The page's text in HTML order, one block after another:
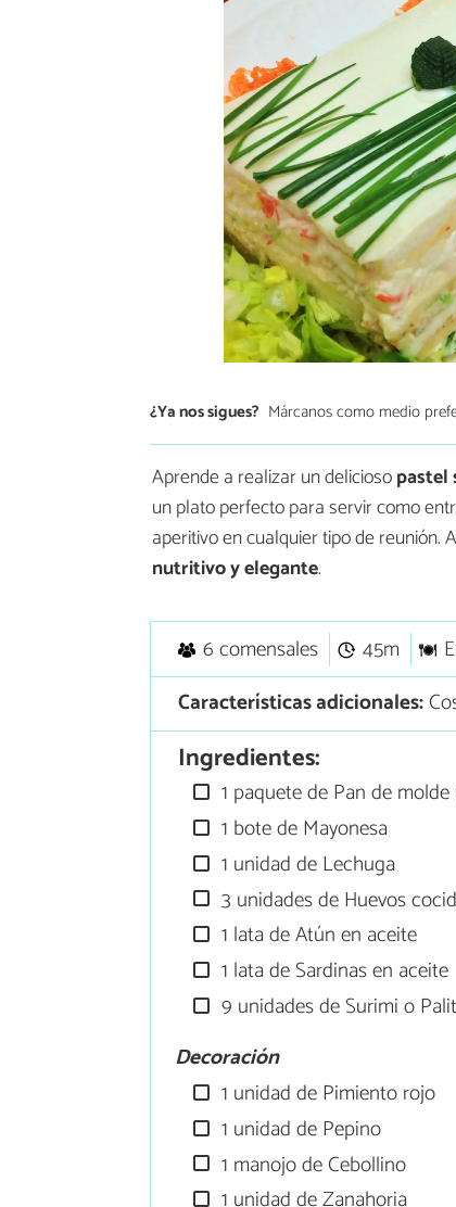
¿Ya nos sigues? Márcanos como medio
Aprende a realizar un deliciosopastel
un plato perfecto para servir como
aperitivo en cualquier tipo de
nutritivo y elegante.
6 comensales 45m
Características adicionales:
Ingredientes:
1 paquete de Pan de
1 bote de Mayonesa
1 unidad de Lechuga
3 unidades de Huevos
1 lata de Atún en aceite
1 lata de Sardinas en aceite
9 unidades de Surimi o
Decoración
1 unidad de Pimiento rojo
1 unidad de Pepino
1 manojo de Cebollino
1 unidad de Zanahoria